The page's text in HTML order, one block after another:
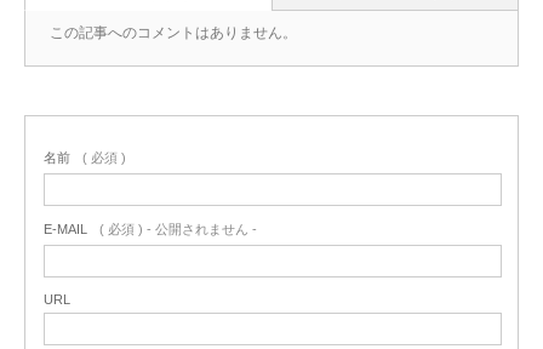
この記事へのコメントはありません。
名前 ( 必須 )
E-MAIL ( 必須 ) - 公開されません -
URL